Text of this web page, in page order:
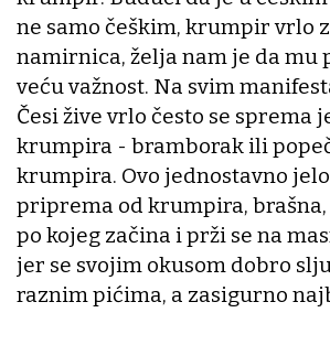
ne samo češkim, krumpir vrlo
namirnica, želja nam je da mu
veću važnost. Na svim
Česi žive vrlo često se sprema
krumpira - bramborak ili
krumpira. Ovo jednostavno
priprema od krumpira,
po kojeg začina i prži se na
jer se svojim okusom dobro
raznim pićima, a zasigurno